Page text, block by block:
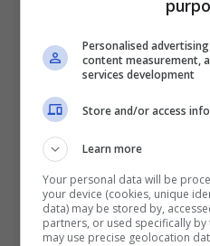
Las ciudades con
Bérgamo (Italia)
Karviná
Vicenza (Italia)
Metrópoli de
Personalised
content measurement,
services development
Store and/or access
Learn more
Your personal data will be
your device (cookies, unique
data) may be stored by,
partners, or used specifically
may use precise geolocation